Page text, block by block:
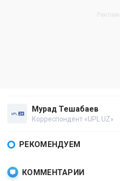
Мурад Тешабаев
Корреспондент «UPL.UZ»
РЕКОМЕНДУЕМ
КОММЕНТАРИИ